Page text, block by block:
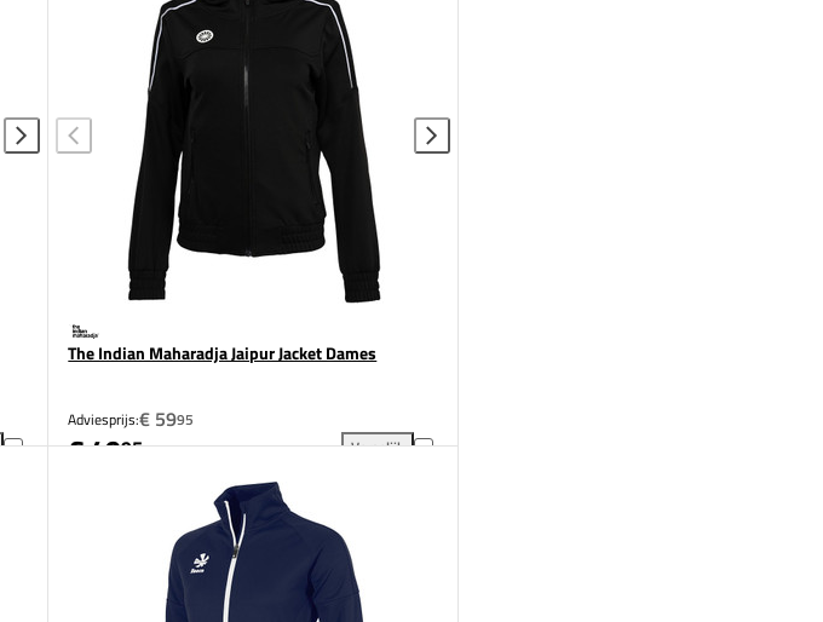
The Indian Maharadja Jaipur Jacket Dames
Adviesprijs:€ 5995
€ 4995
Vergelijk